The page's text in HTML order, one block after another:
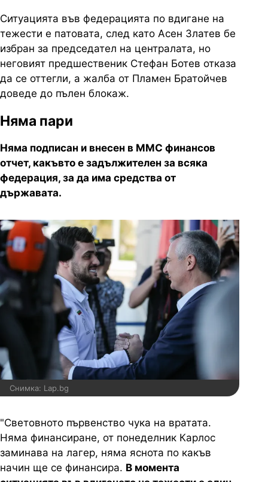
Ситуацията във федерацията по вдигане на
тежести е патовата, след като Асен Златев бе
избран за председател на централата, но
неговият предшественик Стефан Ботев отказа
да се оттегли, а жалба от Пламен Братойчев
доведе до пълен блокаж.
Няма пари
Няма подписан и внесен в ММС финансов
отчет, какъвто е задължителен за всяка
федерация, за да има средства от
държавата.
Снимка: Lap.bg
"Световното първенство чука на вратата.
Няма финансиране, от понеделник Карлос
заминава на лагер, няма яснота по какъв
начин ще се финансира. В момента